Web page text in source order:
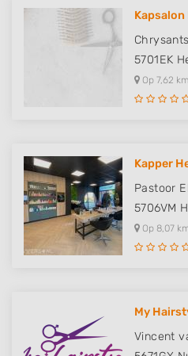
5701EK
Op 7,62
Kapper
Pastoor
5706VM
Op 8,07
My
Vincent